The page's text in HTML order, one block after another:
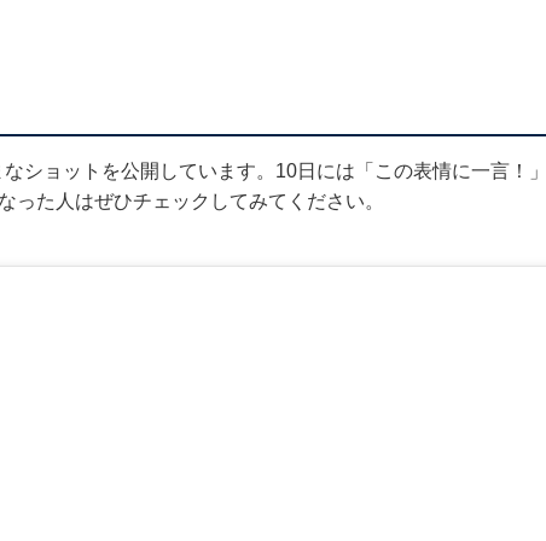
ショットを公開しています。10日には「この表情に一言！
った人はぜひチェックしてみてください。